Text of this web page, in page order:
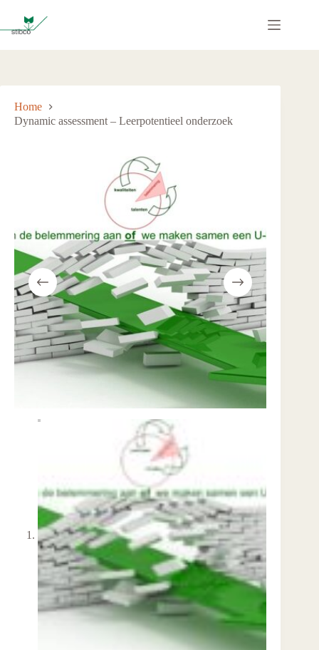
de
Home
Dynamic assessment – Leerpotentieel onderzoek